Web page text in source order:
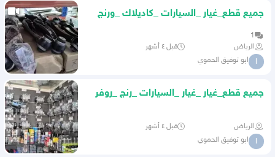
جميع قطع_غيار _السيارات _كاديلاك _ورنج
1
الرياض
قبل ٤ أشهر
ا ابو توفيق الحموي
جميع قطع_غيار _غيار _السيارات _رنج _روفر
الرياض قبل ٤ أشهر
ا ابو توفيق الحموي